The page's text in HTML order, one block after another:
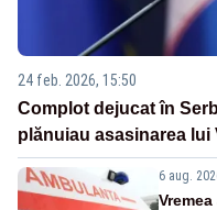
24 feb. 2026, 15:50
Complot dejucat în
plănuiau asasinarea lui
6 aug.